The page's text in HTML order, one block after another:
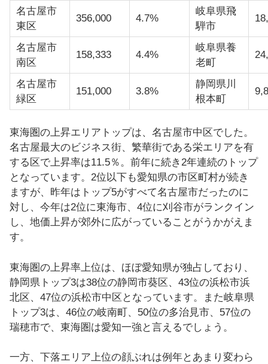
名古屋市
東区
356,000 4.7%
岐阜県飛
騨市
名古屋市
南区
158,333 4.4%
岐阜県養
老町
名古屋市
緑区
151,000 3.8%
静岡県川
根本町
東海圏の上昇エリアトップは、名古屋市中区でした。
名古屋最大のビジネス街、繁華街である栄エリアを有
する区で上昇率は11.5％。前年に続き2年連続のトップ
となっています。2位以下も愛知県の市区町村が続き
ますが、昨年はトップ5がすべて名古屋市だったのに
対し、今年は2位に東海市、4位に刈谷市がランクイン
し、地価上昇が郊外に広がっていることがうかがえま
す。
東海圏の上昇率上位は、ほぼ愛知県が独占しており、
静岡県トップ3は38位の静岡市葵区、43位の浜松市浜
北区、47位の浜松市中区となっています。また岐阜県
トップ3は、46位の岐南町、50位の多治見市、57位の
瑞穂市で、東海圏は愛知一強と言えるでしょう。
一方、下落エリア上位の顔ぶれは例年とあまり変わら